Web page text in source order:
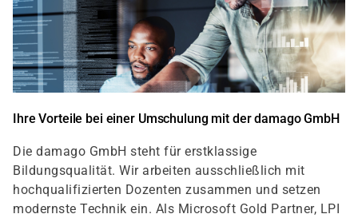
Ihre Vorteile bei einer Umschulung mit der damago GmbH
Die damago GmbH steht für erstklassige
Bildungsqualität. Wir arbeiten ausschließlich mit
hochqualifizierten Dozenten zusammen und setzen
modernste Technik ein. Als Microsoft Gold Partner, LPI